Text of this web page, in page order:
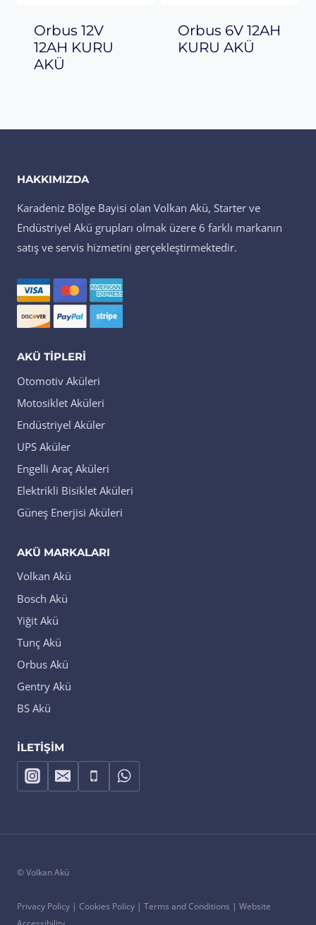
Orbus 12V
12AH KURU
AKÜ
Orbus 6V 12AH
KURU AKÜ
HAKKIMIZDA
Karadeniz Bölge Bayisi olan Volkan Akü, Starter ve
Endüstriyel Akü grupları olmak üzere 6 farklı markanın
satış ve servis hizmetini gerçekleştirmektedir.
AKÜ TIPLERI
Otomotiv Aküleri
Motosiklet Aküleri
Endüstriyel Aküler
UPS Aküler
Engelli Araç Aküleri
Elektrikli Bisiklet Aküleri
Güneş Enerjisi Aküleri
AKÜ MARKALARI
Volkan Akü
Bosch Akü
Yiğit Akü
Tunç Akü
Orbus Akü
Gentry Akü
BS Akü
İLETIŞIM
© Volkan Akü
Privacy Policy | Cookies Policy | Terms and Conditions | Website